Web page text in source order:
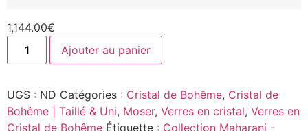
1,144.00€
Ajouter au panier
UGS : ND Catégories : Cristal de Bohême, Cristal de
Bohême | Taillé & Uni, Moser, Verres en cristal, Verres en
Cristal de Bohême Étiquette : Collection Maharani -